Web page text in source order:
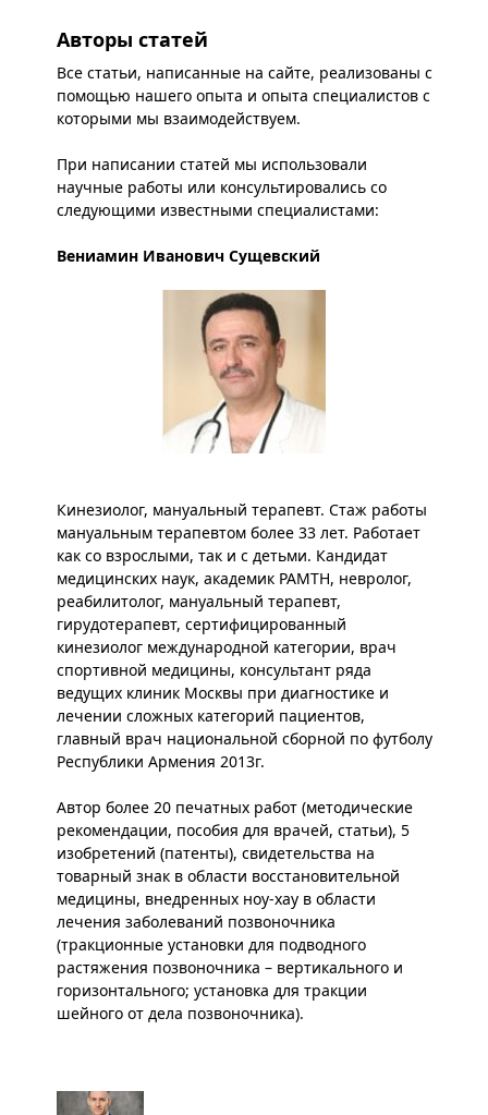
Авторы статей
Все статьи, написанные на сайте, реализованы с
помощью нашего опыта и опыта специалистов с
которыми мы взаимодействуем.
При написании статей мы использовали
научные работы или консультировались со
следующими известными специалистами:
Вениамин Иванович Сущевский
Кинезиолог, мануальный терапевт. Стаж работы
мануальным терапевтом более 33 лет. Работает
как со взрослыми, так и с детьми. Кандидат
медицинских наук, академик РАМТН, невролог,
реабилитолог, мануальный терапевт,
гирудотерапевт, сертифицированный
кинезиолог международной категории, врач
спортивной медицины, консультант ряда
ведущих клиник Москвы при диагностике и
лечении сложных категорий пациентов,
главный врач национальной сборной по футболу
Республики Армения 2013г.
Автор более 20 печатных работ (методические
рекомендации, пособия для врачей, статьи), 5
изобретений (патенты), свидетельства на
товарный знак в области восстановительной
медицины, внедренных ноу-хау в области
лечения заболеваний позвоночника
(тракционные установки для подводного
растяжения позвоночника – вертикального и
горизонтального; установка для тракции
шейного от дела позвоночника).